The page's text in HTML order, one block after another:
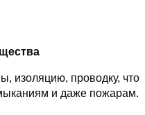
изоляцию, проводку, что
и даже пожарам.